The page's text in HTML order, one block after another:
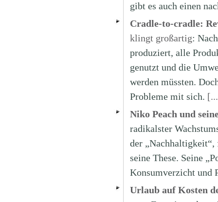
gibt es auch einen
Cradle-to-cradle:
klingt großartig:
produziert, alle
genutzt und die
werden müssten.
Probleme mit sich.
Niko Peach und
radikalster
der
seine These. Seine
Konsumverzicht und
Urlaub auf Kosten